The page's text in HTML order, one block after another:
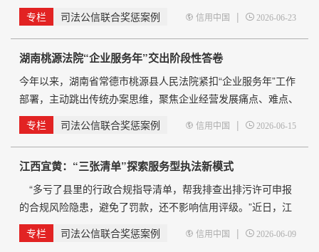
专项行动，推动辖区物业服务从粗放管理向精细服务转变，不断
增强群众获得感、幸福感。 聚焦民生堵点，健全制度体
系。针对老旧小区、零散楼栋物业缺位、服务标准不一、诉求响
应不及时等问题，龙沙区坚持高位统筹，第一时间成立由区委书
记、区长任组长，分管副区长任副组长，区委办
专栏 司法公信联合奖惩案例 信用中国 | 2026-06-23
湖南桃源法院“企业服务年”交出阶段性答卷
今年以来，湖南省常德市桃源县人民法院紧扣“企业服务年”工作
部署，主动跳出传统办案思维，聚焦企业经营发展痛点、难点、
堵点问题，将司法职能与市场发展深度融合，以提速办案、公正
裁判、善意执行、多元解纷、靠前服务的务实举措，精准为企业
纾困解难、赋能护航，全力守护辖区市场经济平稳健康发展。
公正裁判 以司法公信守护公平竞争 2月5日，一面锦旗
送到桃源县人民法院三阳法庭，
专栏 司法公信联合奖惩案例 信用中国 | 2026-06-15
江西宜黄：“三张清单”探索服务型执法新模式
“多亏了县里的行政合规指导清单，帮我排查出排污许可申报
的合规风险隐患，避免了罚款，还不影响信用评级。”近日，江
西省抚州市宜黄县某企业负责人谈及“三张清单”时连连称赞。
今年以来，宜黄县聚焦优化营商环境，建立健全行政合规指
专栏 司法公信联合奖惩案例 信用中国 | 2026-06-09